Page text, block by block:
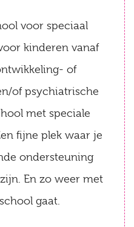
voor speciaal
kinderen vanaf
of
of psychiatrische
met speciale
fijne plek waar je
ondersteuning
En zo weer met
gaat.